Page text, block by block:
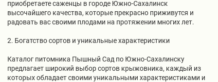
приобретаете саженцы в городе Южно-Сахалинск
высочайшего качества, которые прекрасно приживутся и
радовать вас своими плодами на протяжении многих лет.
2. Богатство сортов и уникальные характеристики
Каталог питомника Пышный Сад по Южно-Сахалинску
предлагает широкий выбор сортов крыжовника, каждый из
которых обладает своими уникальными характеристиками и